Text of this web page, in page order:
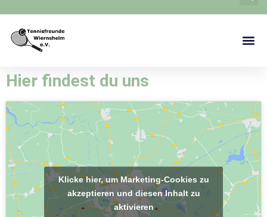
Hier findest du uns
Klicke hier, um Marketing-Cookies zu
akzeptieren und diesen Inhalt zu
aktivieren